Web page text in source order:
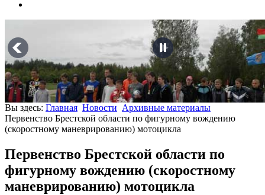
Вы здесь: Главная Новости Архивные материалы
Первенство Брестской области по фигурному вождению
(скоростному маневрированию) мотоцикла
Первенство Брестской области по
фигурному вождению (скоростному
маневрированию) мотоцикла